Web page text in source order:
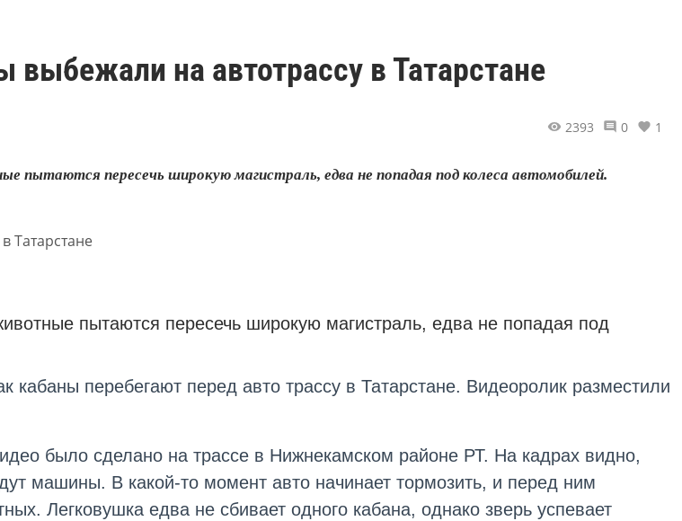
выбежали на автотрассу в Татарстане
2393 0 1
пытаются пересечь широкую магистраль, едва не попадая под колеса автомобилей.
пытаются пересечь широкую магистраль, едва не попадая под
кабаны перебегают перед авто трассу в Татарстане. Видеоролик разместили
было сделано на трассе в Нижнекамском районе РТ. На кадрах видно,
машины. В какой-то момент авто начинает тормозить, и перед ним
Легковушка едва не сбивает одного кабана, однако зверь успевает